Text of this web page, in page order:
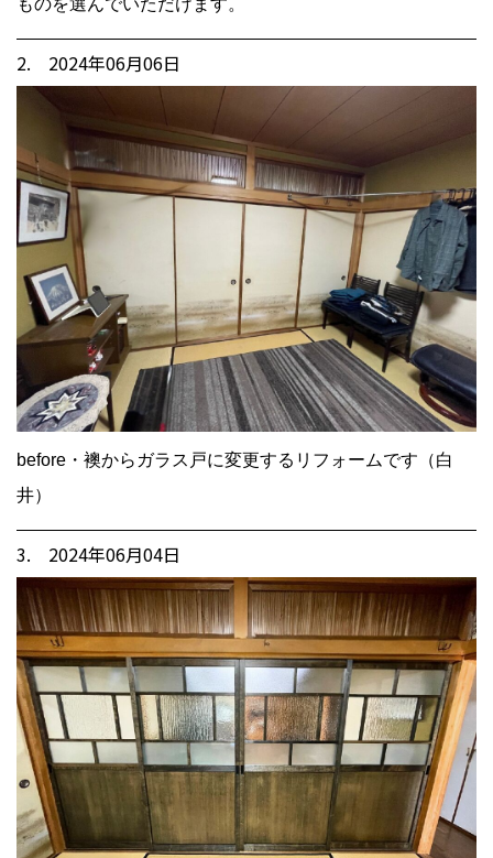
ものを選んでいただけます。
2. 2024年06月06日
before・襖からガラス戸に変更するリフォームです（白
井）
3. 2024年06月04日